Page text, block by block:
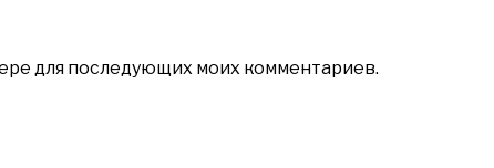
для последующих моих комментариев.